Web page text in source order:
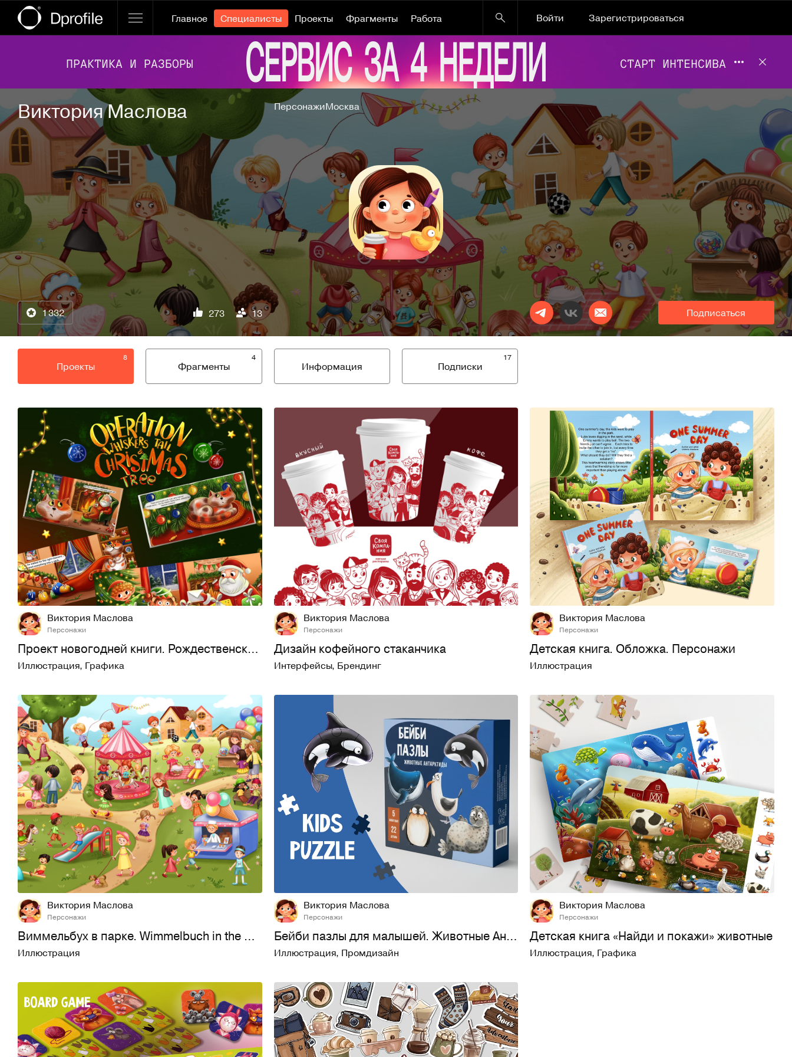
Главное Специалисты Проекты Фрагменты Работа Войти
Зарегистрироваться
Виктория Маслова ПерсонажиМосква
1 332 273 13 Подписаться
8
Проекты
4
Фрагменты Информация
17
Подписки
20 100
Виктория Маслова
Персонажи
Проект новогодней книги. Рождественская книга
Иллюстрация, Графика
39 164
Виктория Маслова
Персонажи
Дизайн кофейного стаканчика
Интерфейсы, Брендинг
30 147
Виктория Маслова
Персонажи
Детская книга. Обложка. Персонажи
Иллюстрация
27 247
Виктория Маслова
Персонажи
Виммельбух в парке. Wimmelbuch in the park
Иллюстрация
Виктория Маслова
Персонажи
Бейби пазлы для малышей. Животные Антарктиды. Kids puzzle
Иллюстрация, Промдизайн
31 237
Виктория Маслова
Персонажи
Детская книга «Найди и покажи» животные
Иллюстрация, Графика